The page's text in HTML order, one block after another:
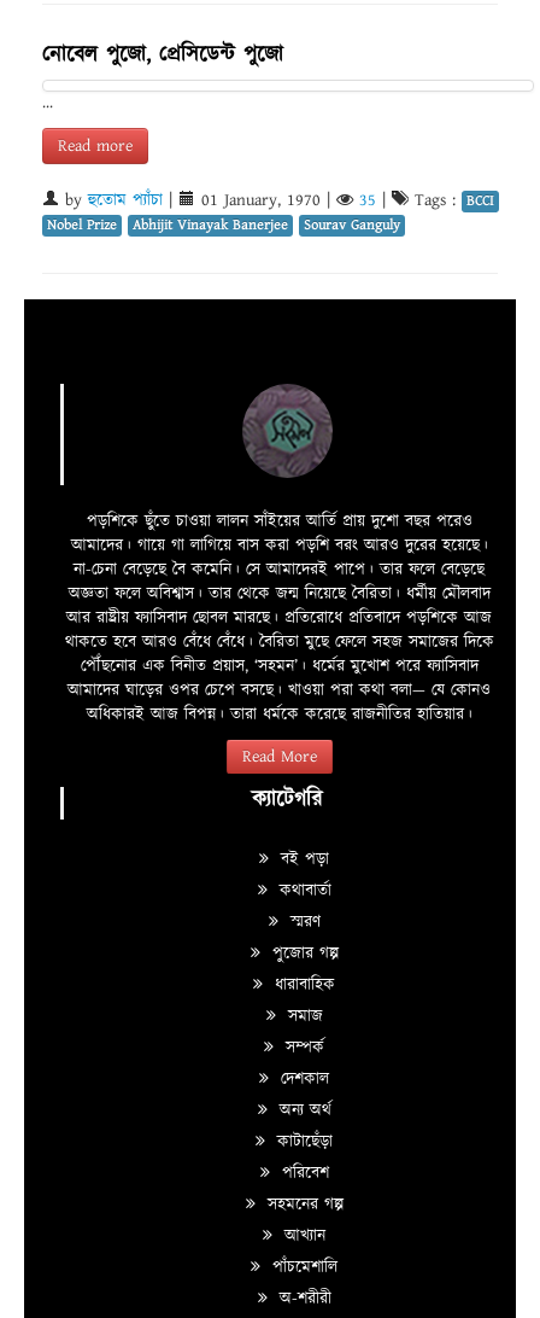
নোবেল পুজো, প্রেসিডেন্ট পুজো
...
Read more
byহুতোম প্যাঁচা 01 January, 1970 35 Tags : BCCI
Nobel Prize
Abhijit Vinayak Banerjee Sourav Ganguly
পড়শিকে ছুঁতে চাওয়া লালন সাঁইয়ের আর্তি প্রায় দুশো বছর পরেও
আমাদের। গায়ে গা লাগিয়ে বাস করা পড়শি বরং আরও দুরের হয়েছে।
না-চেনা বেড়েছে বৈ কমেনি। সে আমাদেরই পাপে। তার ফলে বেড়েছে
অজ্ঞতা ফলে অবিশ্বাস। তার থেকে জন্ম নিয়েছে বৈরিতা। ধর্মীয় মৌলবাদ
আর রাষ্ট্রীয় ফ্যাসিবাদ ছোবল মারছে। প্রতিরোধে প্রতিবাদে পড়শিকে আজ
থাকতে হবে আরও বেঁধে বেঁধে। বৈরিতা মুছে ফেলে সহজ সমাজের দিকে
পৌঁছনোর এক বিনীত প্রয়াস, ‘সহমন’। ধর্মের মুখোশ পরে ফ্যাসিবাদ
আমাদের ঘাড়ের ওপর চেপে বসছে। খাওয়া পরা কথা বলা—­­ যে কোনও
অধিকারই আজ বিপন্ন। তারা ধর্মকে করেছে রাজনীতির হাতিয়ার।
Read More
ক্যাটেগরি
বই পড়া
কথাবার্তা
স্মরণ
পুজোর গল্প
ধারাবাহিক
সমাজ
সম্পর্ক
দেশকাল
অন্য অর্থ
কাটাছেঁড়া
পরিবেশ
সহমনের গল্প
আখ্যান
পাঁচমেশালি
অ-শরীরী